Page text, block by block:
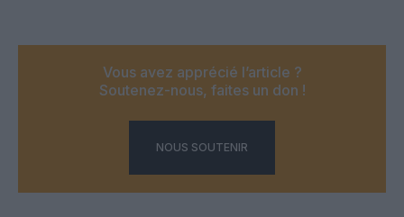
Vous avez apprécié l’article ?
Soutenez-nous, faites un don !
NOUS SOUTENIR